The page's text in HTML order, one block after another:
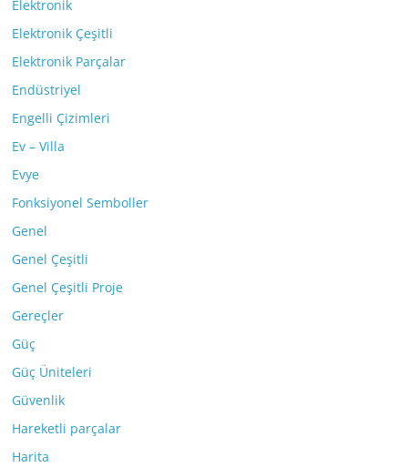
Elektronik
Elektronik Çeşitli
Elektronik Parçalar
Endüstriyel
Engelli Çizimleri
Ev – Villa
Evye
Fonksiyonel Semboller
Genel
Genel Çeşitli
Genel Çeşitli Proje
Gereçler
Güç
Güç Üniteleri
Güvenlik
Hareketli parçalar
Harita